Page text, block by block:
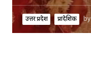
उत्तर प्रदेश प्रादेशिक by